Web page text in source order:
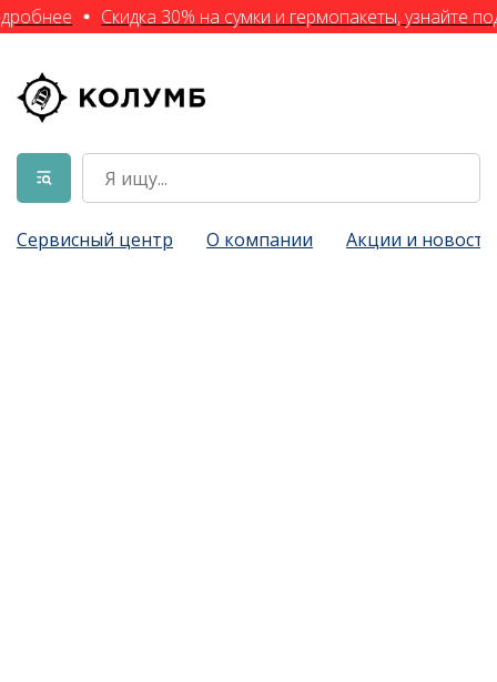
Скидка 30% на сумки и гермопакеты, узнайте
Сервисный центр О компании Акции и новости